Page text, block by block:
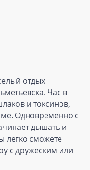
отдых
Час в
и токсинов,
Одновременно с
дышать и
легко сможете
с дружеским или